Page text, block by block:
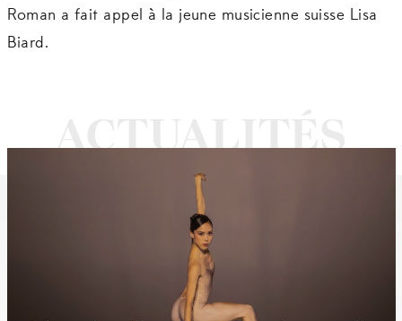
Roman a fait appel à la jeune musicienne suisse Lisa
Biard.